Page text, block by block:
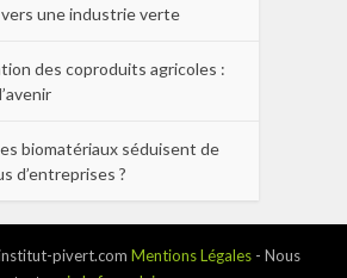
une industrie verte
des coproduits agricoles :
biomatériaux séduisent de
d’entreprises ?
pivert.com Mentions Légales- Nous